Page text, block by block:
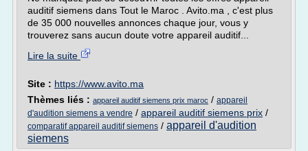
auditif siemens dans Tout le Maroc . Avito.ma , c'est plus
de 35 000 nouvelles annonces chaque jour, vous y
trouverez sans aucun doute votre appareil auditif...
Lire la suite
Site : https://www.avito.ma
Thèmes liés : appareil auditif siemens prix maroc / appareil
d'audition siemens a vendre / appareil auditif siemens prix /
comparatif appareil auditif siemens / appareil d'audition
siemens